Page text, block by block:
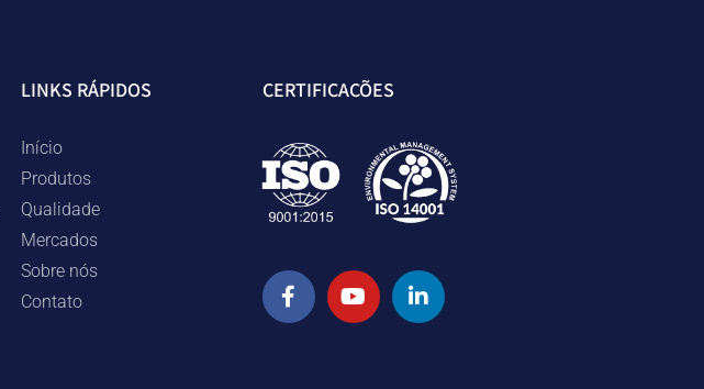
LINKS RÁPIDOS
Início
Produtos
Qualidade
Mercados
Sobre nós
Contato
CERTIFICAÇÕES